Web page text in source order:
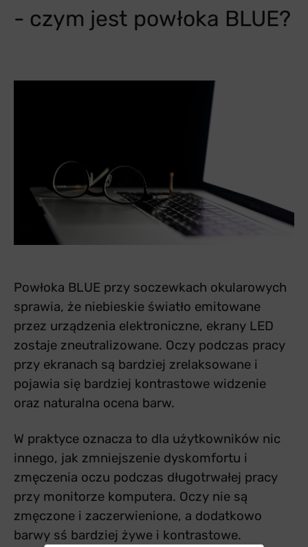
- czym jest powłoka BLUE?
Powłoka BLUE przy soczewkach okularowych
sprawia, że niebieskie światło emitowane
przez urządzenia elektroniczne, ekrany LED
zostaje zneutralizowane. Oczy podczas pracy
przy ekranach są bardziej zrelaksowane i
pojawia się bardziej kontrastowe widzenie
oraz naturalna ocena barw.
W praktyce oznacza to dla użytkowników nic
innego, jak zmniejszenie dyskomfortu i
zmęczenia oczu podczas długotrwałej pracy
przy monitorze komputera. Oczy nie są
zmęczone i zaczerwienione, a dodatkowo
barwy sś bardziej żywe i kontrastowe.